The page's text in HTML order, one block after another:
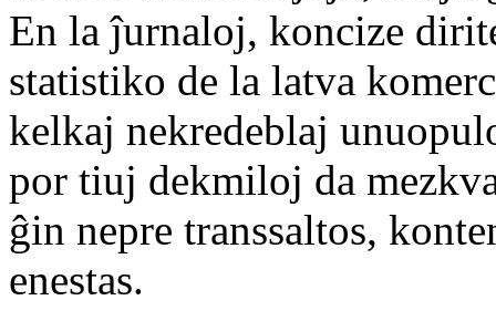
En la ĵurnaloj, koncize
statistiko de la latva
kelkaj nekredeblaj
por tiuj dekmiloj da
ĝin nepre transsaltos,
enestas.